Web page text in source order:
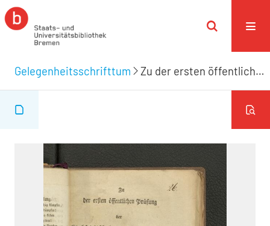
Gelegenheitsschrifttum Zu der ersten öffentlichen Prüfung der Kirchspielschule zu U. L. Frauen, welche am 12ten April 1804 auf dem Chor benannter Kirche Vormittags 9 Uhr angestellt wird, werden sämtliche Glieder dieser Gemeinde so wie alle Gönner und Freunde der Jugend hierdurch eingeladen